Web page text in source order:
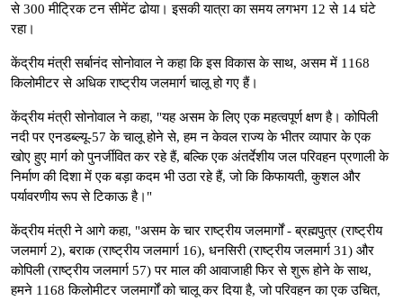
से 300 मीट्रिक टन सीमेंट ढोया। इसकी यात्रा का समय लगभग 12 से 14 घंटे
रहा।
केंद्रीय मंत्री सर्बानंद सोनोवाल ने कहा कि इस विकास के साथ, असम में 1168
किलोमीटर से अधिक राष्ट्रीय जलमार्ग चालू हो गए हैं।
केंद्रीय मंत्री सोनोवाल ने कहा, "यह असम के लिए एक महत्वपूर्ण क्षण है। कोपिली
नदी पर एनडब्ल्यू-57 के चालू होने से, हम न केवल राज्य के भीतर व्यापार के एक
खोए हुए मार्ग को पुनर्जीवित कर रहे हैं, बल्कि एक अंतर्देशीय जल परिवहन प्रणाली के
निर्माण की दिशा में एक बड़ा कदम भी उठा रहे हैं, जो कि किफायती, कुशल और
पर्यावरणीय रूप से टिकाऊ है।"
केंद्रीय मंत्री ने आगे कहा, "असम के चार राष्ट्रीय जलमार्गों - ब्रह्मपुत्र (राष्ट्रीय
जलमार्ग 2), बराक (राष्ट्रीय जलमार्ग 16), धनसिरी (राष्ट्रीय जलमार्ग 31) और
कोपिली (राष्ट्रीय जलमार्ग 57) पर माल की आवाजाही फिर से शुरू होने के साथ,
हमने 1168 किलोमीटर जलमार्गों को चालू कर दिया है, जो परिवहन का एक उचित,